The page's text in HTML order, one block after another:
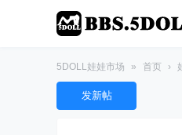
5DOLL娃娃市场 » 首页 ›
发新帖